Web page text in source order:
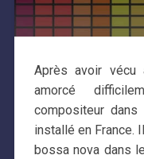
Après avoir
amorcé
compositeur dans
installé en France.
bossa nova dans